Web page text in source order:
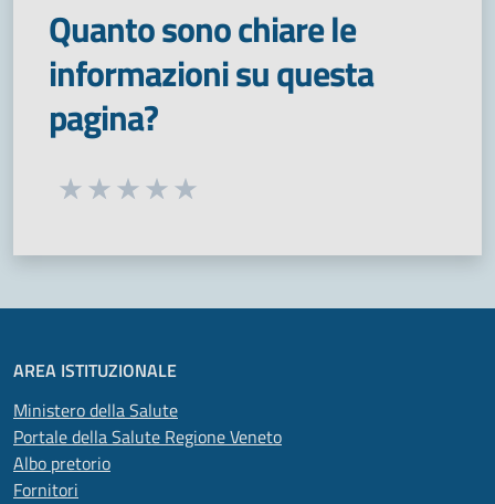
Quanto sono chiare le
informazioni su questa
pagina?
Seleziona una valutazione da 1 a 5 stelle
AREA ISTITUZIONALE
Ministero della Salute
Portale della Salute Regione Veneto
Albo pretorio
Fornitori